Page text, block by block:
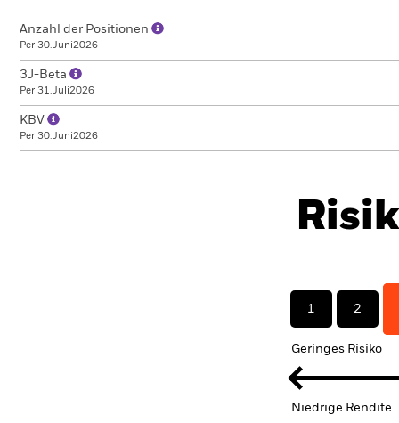
Anzahl der Positionen
Per 30.Juni2026
3J-Beta
Per 31.Juli2026
KBV
Per 30.Juni2026
1 2
Geringes Risiko
Niedrige Rendite